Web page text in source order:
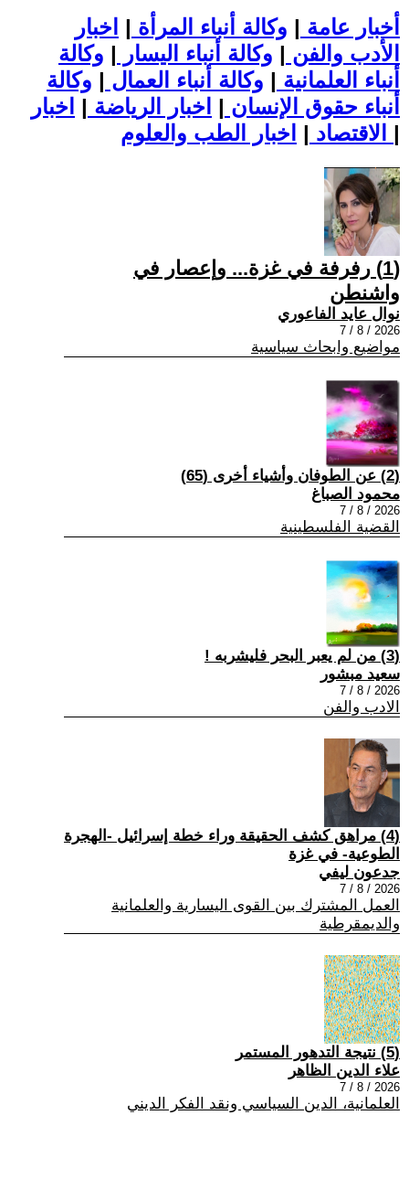
أخبار عامة | وكالة أنباء المرأة | اخبار
الأدب والفن | وكالة أنباء اليسار | وكالة
أنباء العلمانية | وكالة أنباء العمال | وكالة
أنباء حقوق الإنسان | اخبار الرياضة | اخبار
الاقتصاد | |
(1) رفرفة في غزة... وإعصار في
واشنطن
نوال عايد الفاعوري
2026 / 8 / 7
مواضيع وابحاث سياسية
(2) عن الطوفان وأشياء أخرى (65)
محمود الصباغ
2026 / 8 / 7
القضية الفلسطينية
(3) من لم يعبر البحر فليشربه !
سعيد مبشور
2026 / 8 / 7
الادب والفن
(4) مراهق كشف الحقيقة وراء خطة إسرائيل -الهجرة
الطوعية- في غزة
جدعون ليفي
2026 / 8 / 7
العمل المشترك بين القوى اليسارية والعلمانية
والديمقرطية
(5) نتيجة التدهور المستمر
علاء الدين الظاهر
2026 / 8 / 7
العلمانية، الدين السياسي ونقد الفكر الديني